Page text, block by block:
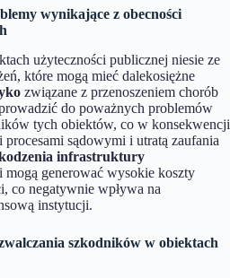
wynikające z obecności
użyteczności publicznej niesie ze
które mogą mieć dalekosiężne
związane z przenoszeniem chorób
do poważnych problemów
tych obiektów, co w konsekwencji
sądowymi i utratą zaufania
infrastruktury
generować wysokie koszty
co negatywnie wpływa na
instytucji.
szkodników w obiektach